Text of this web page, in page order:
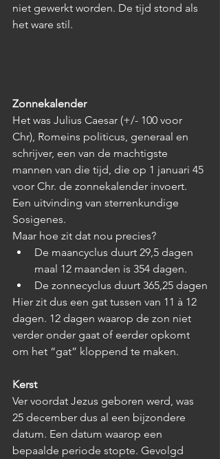
niet gewerkt worden. De tijd stond als
het ware stil.
Zonnekalender
Het was Julius Caesar (+/- 100 voor
Chr), Romeins politicus, generaal en
schrijver, een van de machtigste
mannen van die tijd, die op 1 januari 45
voor Chr. de zonnekalender invoert.
Een uitvinding van sterrenkundige
Sosigenes.
Maar hoe zit dat nou precies?
De maancyclus duurt 29,5 dagen
maal 12 maanden is 354 dagen.
De zonnecyclus duurt 365,25 dagen
Hier zit dus een gat tussen van 11 à 12
dagen. 12 dagen waarop de zon niet
verder onder gaat of eerder opkomt
om het “gat” kloppend te maken.
Kerst
Ver voordat Jezus geboren werd, was
25 december dus al een bijzondere
datum. Een datum waarop een
bepaalde periode stopte. Gevolgd